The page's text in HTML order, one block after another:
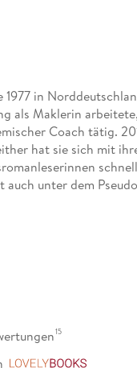
1977 in
als Maklerin
Coach tätig.
hat sie sich mit
auch unter dem
15